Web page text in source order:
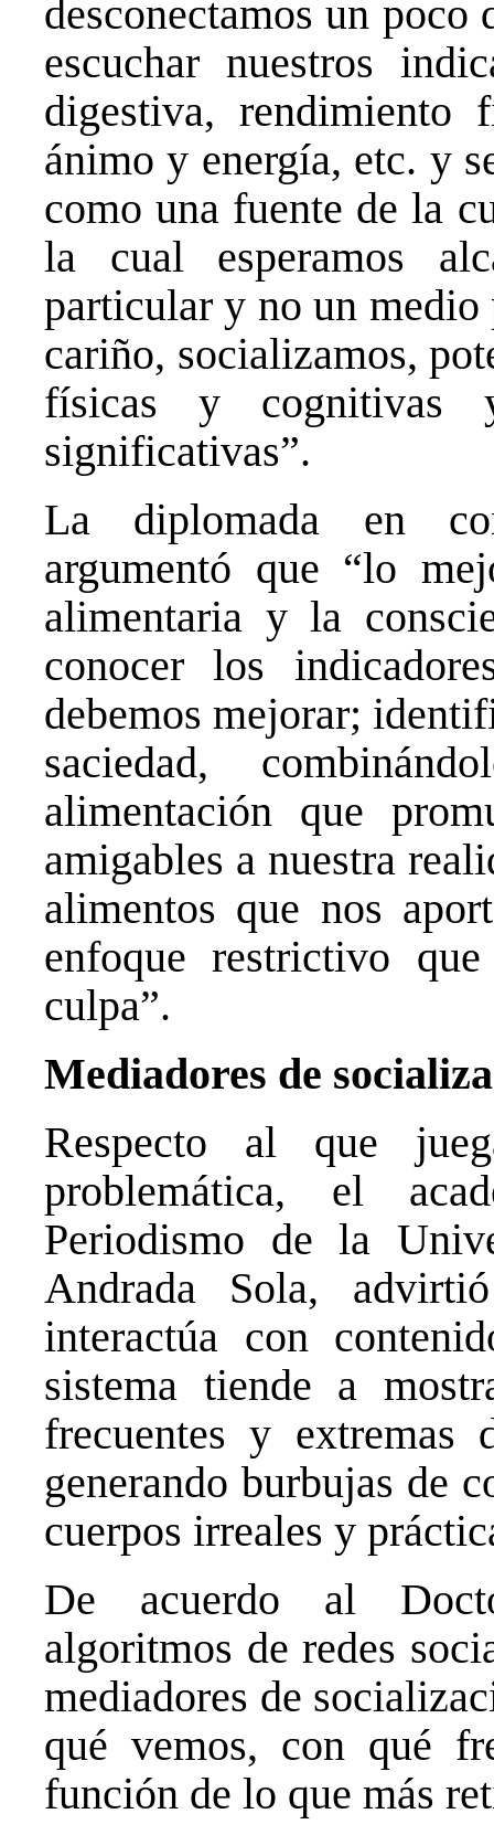
desconectamos un poco
escuchar nuestros
digestiva, rendimiento
ánimo y energía, etc. y
como una fuente de la
la cual esperamos
particular y no un
cariño, socializamos,
físicas y cognitivas
significativas”.
La diplomada en
argumentó que “lo
alimentaria y la
conocer los
debemos mejorar;
saciedad,
alimentación que
amigables a nuestra
alimentos que nos
enfoque restrictivo
culpa”.
Mediadores de
Respecto al que
problemática, el
Periodismo de la
Andrada Sola,
interactúa con
sistema tiende a
frecuentes y extremas
generando burbujas de
cuerpos irreales y
De acuerdo al
algoritmos de redes
mediadores de
qué vemos, con qué
función de lo que más